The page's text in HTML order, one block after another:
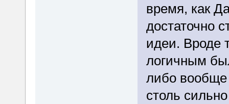
время, как
достаточно
идеи. Вроде
логичным
либо вообще
столь